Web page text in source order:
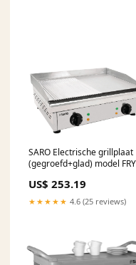
SARO Electrische grillplaat
(gegroefd+glad) model FRY
generator
US$ 253.19
★★★★★ 4.6 (25 reviews)